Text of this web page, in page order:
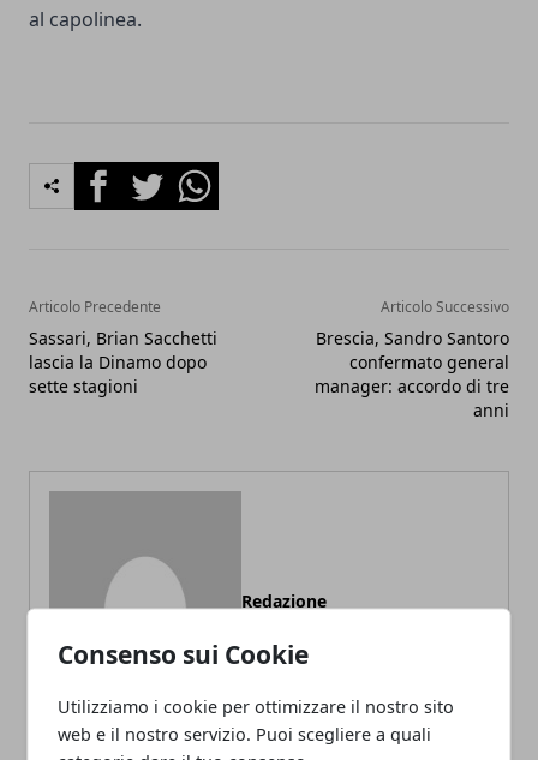
Consenso sui Cookie
Utilizziamo i cookie per ottimizzare il nostro sito
web e il nostro servizio. Puoi scegliere a quali
al capolinea.
FacebookTwitterWhatsapp
Articolo Precedente
Sassari, Brian Sacchetti
lascia la Dinamo dopo
sette stagioni
Articolo Successivo
Brescia, Sandro Santoro
confermato general
manager: accordo di tre
anni
Redazione